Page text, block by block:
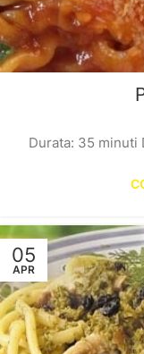
Durata: 35 minuti
05
APR